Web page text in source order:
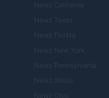
Newz California
Newz Texas
Newz Florida
Newz New York
Newz Pennsylvania
Newz Illinois
Newz Ohio